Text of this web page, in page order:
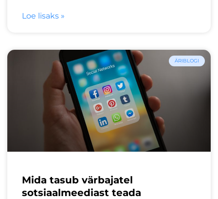
Loe lisaks »
ÄRIBLOGI
Mida tasub värbajatel
sotsiaalmeediast teada